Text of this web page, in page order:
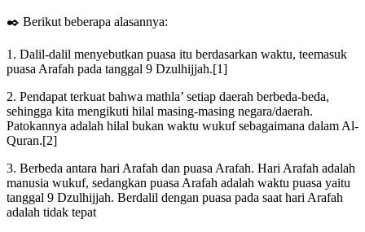
✒️ Berikut beberapa alasannya:
1. Dalil-dalil menyebutkan puasa itu berdasarkan waktu, teemasuk
puasa Arafah pada tanggal 9 Dzulhijjah.[1]
2. Pendapat terkuat bahwa mathla’ setiap daerah berbeda-beda,
sehingga kita mengikuti hilal masing-masing negara/daerah.
Patokannya adalah hilal bukan waktu wukuf sebagaimana dalam Al-
Quran.[2]
3. Berbeda antara hari Arafah dan puasa Arafah. Hari Arafah adalah
manusia wukuf, sedangkan puasa Arafah adalah waktu puasa yaitu
tanggal 9 Dzulhijjah. Berdalil dengan puasa pada saat hari Arafah
adalah tidak tepat